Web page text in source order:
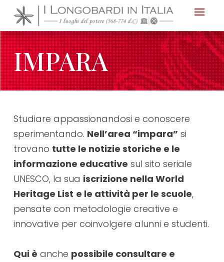
Nota:
questo
sito
Web
include
un
accessibilità.
IMPARA
Studiare appassionandosi e conoscere
sperimentando. Nell’area “impara” si
trovano tutte le notizie storiche e le
informazione educative sul sito seriale
UNESCO, la sua iscrizione nella World
Heritage List e le attività per le scuole,
pensate con metodologie creative e
innovative per coinvolgere alunni e studenti.
Qui è anche possibile consultare e